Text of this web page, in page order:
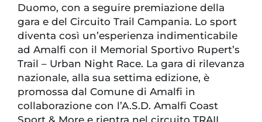
Duomo, con a seguire premiazione della
gara e del Circuito Trail Campania. Lo sport
diventa così un’esperienza indimenticabile
ad Amalfi con il Memorial Sportivo Rupert’s
Trail – Urban Night Race. La gara di rilevanza
nazionale, alla sua settima edizione, è
promossa dal Comune di Amalfi in
collaborazione con l’A.S.D. Amalfi Coast
Sport & More e rientra nel circuito TRAIL